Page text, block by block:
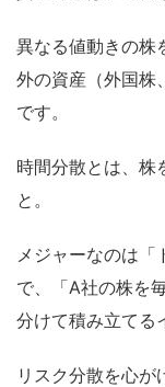
異なる値動きの株
外の資産（外国株
です。
時間分散とは、株
と。
メジャーなのは「
で、「A社の株を
分けて積み立てる
リスク分散を心が